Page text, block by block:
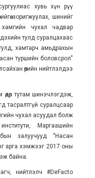
хувь хүн рүү
зоригжуулах, шинийг
чухал чадвар
тулд суралцахаас
хамтарч амьдрахын
туршийн боловсрол"
өөрийн нийтлэлдээ
тутам шинэчлэгдэж,
тасралтгүй суралцсаар
чухал асуудал болж
Маргаашийн
залуучууд "Насан
арга хэмжээг 2017 оны
байна.
нийтлэлч #DeFacto